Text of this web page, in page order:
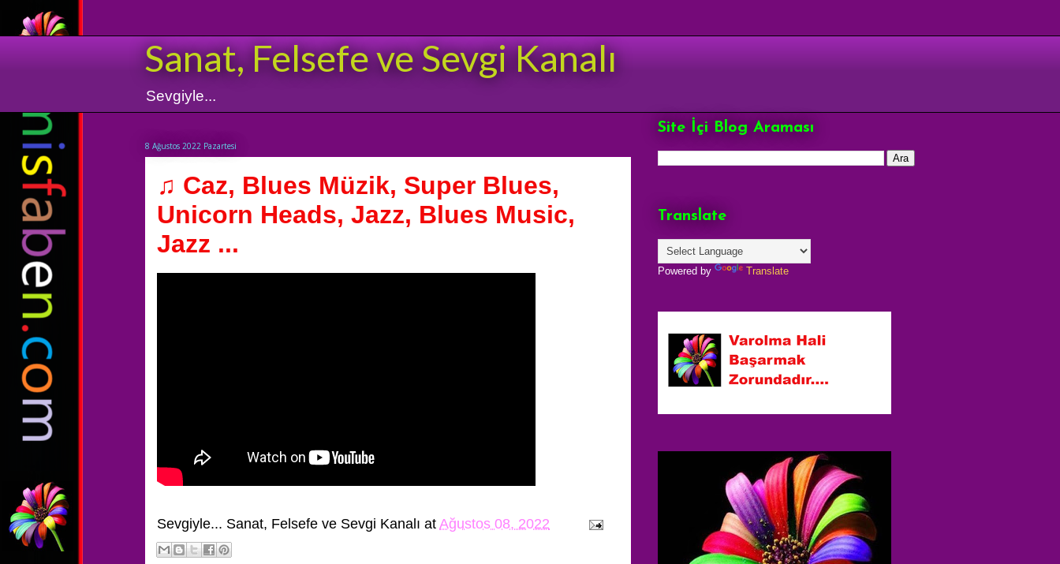
Sanat, Felsefe ve Sevgi Kanalı
Sevgiyle...
8 Ağustos 2022 Pazartesi
♫ Caz, Blues Müzik, Super Blues,
Unicorn Heads, Jazz, Blues Music,
Jazz ...
Sevgiyle... Sanat, Felsefe ve Sevgi Kanalı at Ağustos 08, 2022
Site İçi Blog Araması
Translate
Powered by Translate